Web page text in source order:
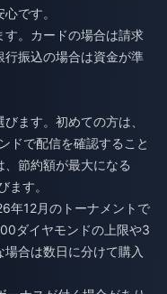
です。
。カードの場合は請求
振込の場合は資金が準
ます。初めての方は、
ドで配信を確認すること
節約額が最大になる
す。
年12月のトーナメントで
ダイヤモンドの上限や3
合は数日に分けて購入